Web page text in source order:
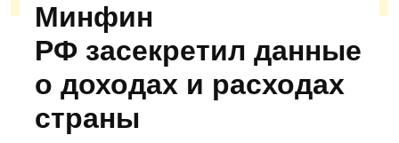
Минфин
РФ засекретил данные
о доходах и расходах
страны